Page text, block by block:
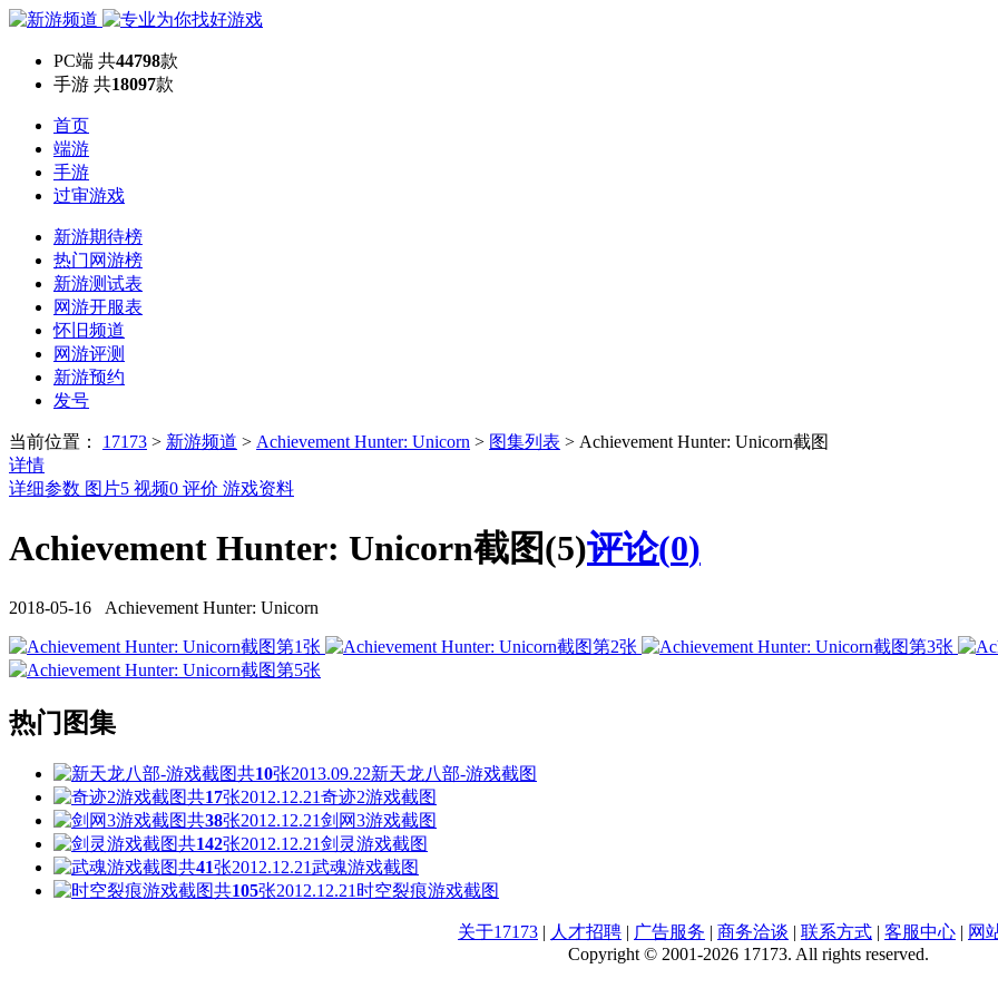
PC端 共44798款
手游 共18097款
首页
端游
手游
过审游戏
新游期待榜
热门网游榜
新游测试表
网游开服表
怀旧频道
网游评测
新游预约
发号
当前位置： 17173 > 新游频道 > Achievement Hunter: Unicorn > 图集列表 > Achievement Hunter: Unicorn截图
详情
详细参数 图片5 视频0 评价 游戏资料
Achievement Hunter: Unicorn截图(5)评论(0)
2018-05-16 Achievement Hunter: Unicorn
热门图集
共10张2013.09.22新天龙八部-游戏截图
共17张2012.12.21奇迹2游戏截图
共38张2012.12.21剑网3游戏截图
共142张2012.12.21剑灵游戏截图
共41张2012.12.21武魂游戏截图
共105张2012.12.21 时空裂痕游戏截图
关于17173 | 人才招聘 | 广告服务 | 商务洽谈 | 联系方式 | 客服中心 | 网
Copyright © 2001-2026 17173. All rights reserved.